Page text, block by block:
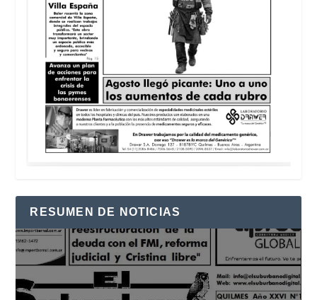
RESUMEN DE NOTICIAS
Reproductor
de
vídeo